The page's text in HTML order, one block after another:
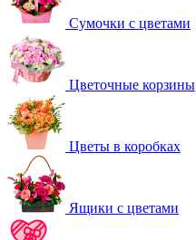
Сумочки с цветами
Цветочные корзины
Цветы в коробках
Ящики с цветами